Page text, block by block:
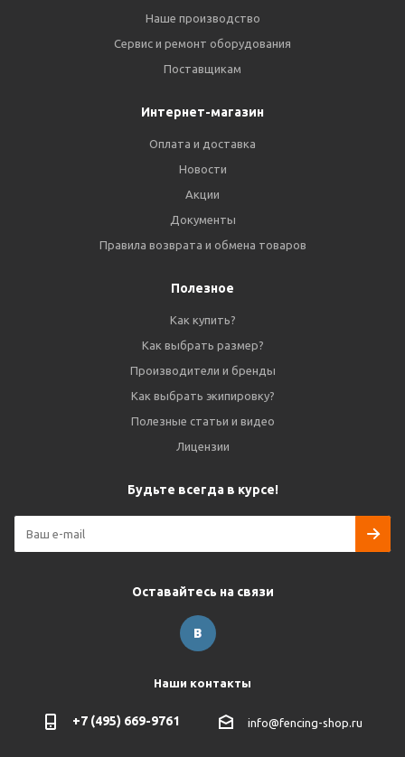
Наше производство
Сервис и ремонт оборудования
Поставщикам
Интернет-магазин
Оплата и доставка
Новости
Акции
Документы
Правила возврата и обмена товаров
Полезное
Как купить?
Как выбрать размер?
Производители и бренды
Как выбрать экипировку?
Полезные статьи и видео
Лицензии
Будьте всегда в курсе!
Оставайтесь на связи
Наши контакты
+7 (495) 669-9761 info@fencing-shop.ru